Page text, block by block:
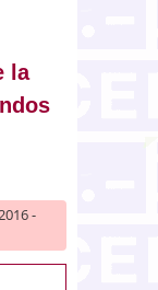
la
-